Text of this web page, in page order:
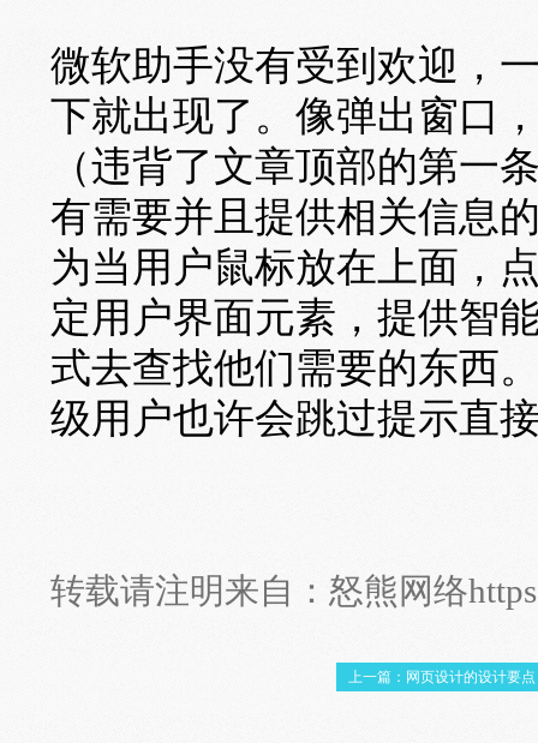
微软助手没有受到欢迎，
下就出现了。像弹出窗口
（违背了文章顶部的第一
有需要并且提供相关信息
为当用户鼠标放在上面，
定用户界面元素，提供智
式去查找他们需要的东西
级用户也许会跳过提示直
转载请注明来自： 怒熊网络
上一篇：网页设计的设计要点